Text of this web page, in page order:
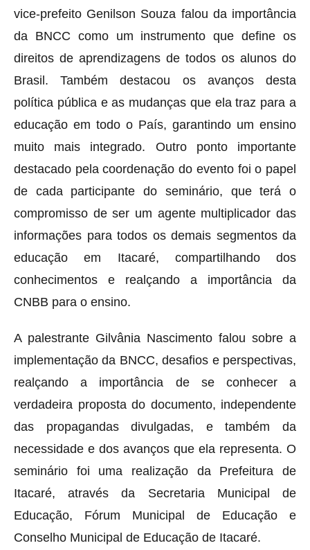
vice-prefeito Genilson Souza falou da importância
da BNCC como um instrumento que define os
direitos de aprendizagens de todos os alunos do
Brasil. Também destacou os avanços desta
política pública e as mudanças que ela traz para a
educação em todo o País, garantindo um ensino
muito mais integrado. Outro ponto importante
destacado pela coordenação do evento foi o papel
de cada participante do seminário, que terá o
compromisso de ser um agente multiplicador das
informações para todos os demais segmentos da
educação em Itacaré, compartilhando dos
conhecimentos e realçando a importância da
CNBB para o ensino.
A palestrante Gilvânia Nascimento falou sobre a
implementação da BNCC, desafios e perspectivas,
realçando a importância de se conhecer a
verdadeira proposta do documento, independente
das propagandas divulgadas, e também da
necessidade e dos avanços que ela representa. O
seminário foi uma realização da Prefeitura de
Itacaré, através da Secretaria Municipal de
Educação, Fórum Municipal de Educação e
Conselho Municipal de Educação de Itacaré.